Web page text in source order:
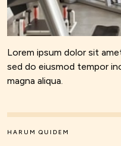
Lorem ipsum dolor sit
sed do eiusmod tempor
magna aliqua.
HARUM QUIDEM